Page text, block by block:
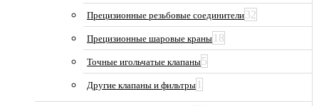
Прецизионные резьбовые соединители32
Прецизионные шаровые краны 18
Точные игольчатые клапаны5
Другие клапаны и фильтры 1